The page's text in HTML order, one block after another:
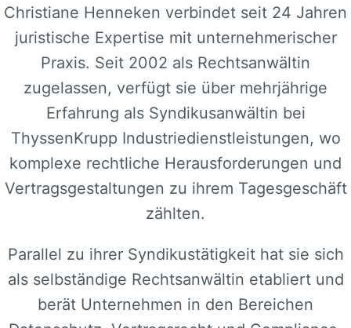
Christiane Henneken verbindet seit 24 Jahren
juristische Expertise mit unternehmerischer
Praxis. Seit 2002 als Rechtsanwältin
zugelassen, verfügt sie über mehrjährige
Erfahrung als Syndikusanwältin bei
ThyssenKrupp Industriedienstleistungen, wo
komplexe rechtliche Herausforderungen und
Vertragsgestaltungen zu ihrem Tagesgeschäft
zählten.
Parallel zu ihrer Syndikustätigkeit hat sie sich
als selbständige Rechtsanwältin etabliert und
berät Unternehmen in den Bereichen